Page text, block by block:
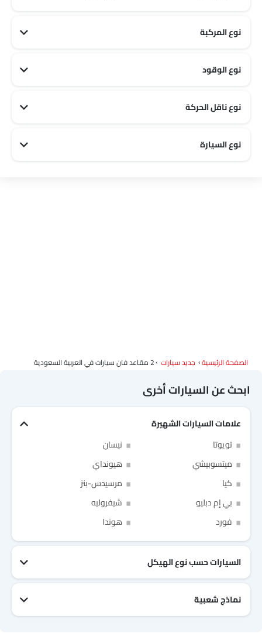
نوع المركبة
نوع الوقود
نوع ناقل الحركة
نوع السيارة
الصفحة الرئيسية جديد سيارات 2 مقاعد فان سيارات في العربية السعودية
ابحث عن السيارات أخرى
علامات السيارات الشهيرة
تويوتا
نيسان
ميتسوبيشي
هيونداي
كيا
مرسيدس-بنز
بي إم دبليو
شيفروليه
فورد
هوندا
السيارات حسب نوع الهيكل
نماذج شعبية
I have read and agree to theشروط الاستخدامand سياسة
Link Your Google Account
Link Your Facebook Account